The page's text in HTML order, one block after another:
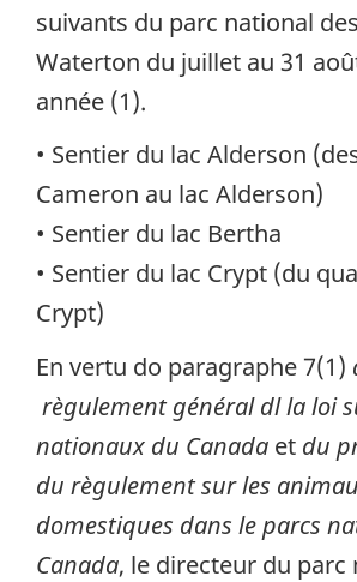
suivants du parc national
Waterton du juillet au 31
année (1).
• Sentier du lac Alderson
Cameron au lac Alderson)
• Sentier du lac Bertha
• Sentier du lac Crypt (du
Crypt)
En vertu do paragraphe 7(1)
règulement général dl la loi
nationaux du Canada et du
du règulement sur les
domestiques dans le parcs
Canada, le directeur du parc